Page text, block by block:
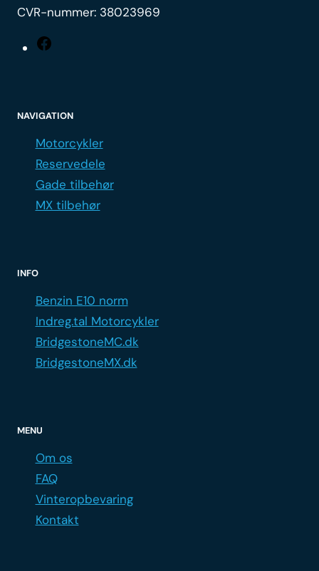
CVR-nummer: 38023969
NAVIGATION
Motorcykler
Reservedele
Gade tilbehør
MX tilbehør
INFO
Benzin E10 norm
Indreg.tal Motorcykler
BridgestoneMC.dk
BridgestoneMX.dk
MENU
Om os
FAQ
Vinteropbevaring
Kontakt